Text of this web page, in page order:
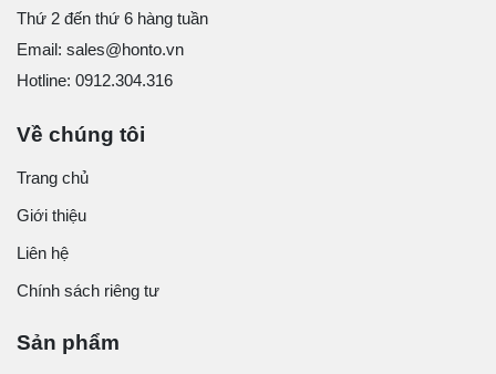
Thứ 2 đến thứ 6 hàng tuần
Email: sales@honto.vn
Hotline: 0912.304.316
Về chúng tôi
Trang chủ
Giới thiệu
Liên hệ
Chính sách riêng tư
Sản phẩm